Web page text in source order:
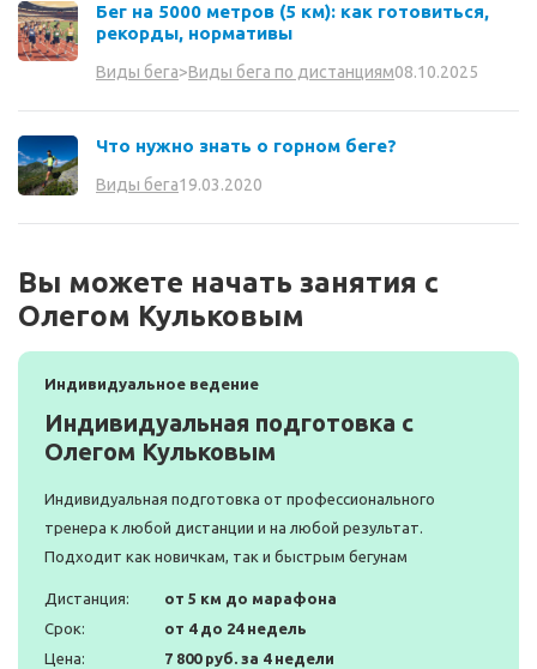
Бег на 5000 метров (5 км): как готовиться,
рекорды, нормативы
Виды бега>Виды бега по дистанциям08.10.2025
Что нужно знать о горном беге?
Виды бега19.03.2020
Вы можете начать занятия с
Олегом Кульковым
Индивидуальное ведение
Индивидуальная подготовка с
Олегом Кульковым
Индивидуальная подготовка от профессионального
тренера к любой дистанции и на любой результат.
Подходит как новичкам, так и быстрым бегунам
Дистанция:
от 5 км до марафона
Срок:
от 4 до 24 недель
Цена:
7 800 руб. за 4 недели